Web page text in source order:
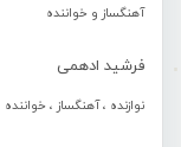
آهنگساز و خواننده
فرشید ادهمی
نوازنده ، آهنگساز ، خواننده